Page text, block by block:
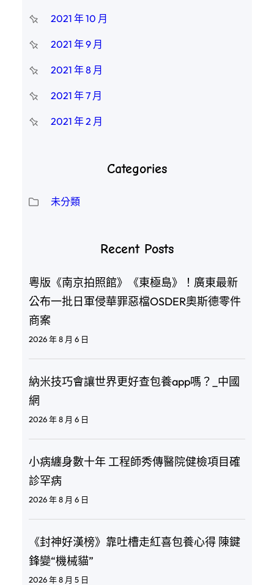
2021 年 10 月
2021 年 9 月
2021 年 8 月
2021 年 7 月
2021 年 2 月
Categories
未分類
Recent Posts
粵版《南京拍照館》《東極島》！廣東最新
公布一批日軍侵華罪惡檔OSDER奧斯德零件
商案
2026 年 8 月 6 日
納米技巧會讓世界更好查包養app嗎？_中國
網
2026 年 8 月 6 日
小病纏身數十年 工程師秀傳醫院健檢項目確
診罕病
2026 年 8 月 6 日
《封神好漢榜》靠吐槽走紅喜包養心得 陳鍵
鋒變“機械貓”
2026 年 8 月 5 日